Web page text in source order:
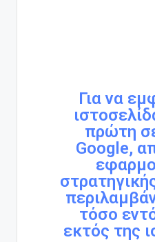
Για να
πρώτη
Google,
τόσο
εκτός της